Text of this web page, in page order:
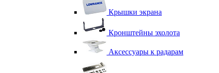
Крышки экрана
Кронштейны эхолота
Аксессуары к радарам